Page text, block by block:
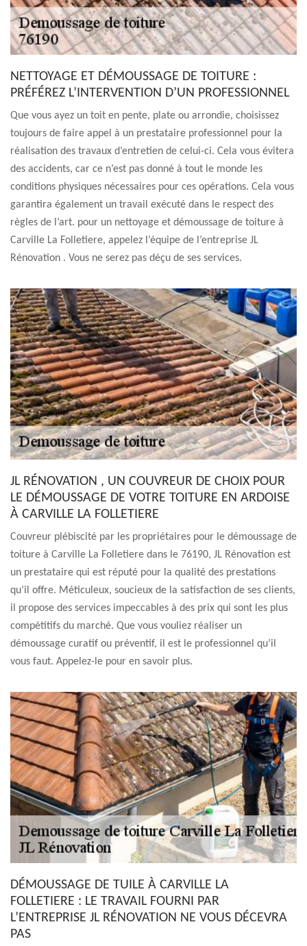
NETTOYAGE ET DÉMOUSSAGE DE TOITURE :
PRÉFÉREZ L’INTERVENTION D’UN PROFESSIONNEL
Que vous ayez un toit en pente, plate ou arrondie, choisissez
toujours de faire appel à un prestataire professionnel pour la
réalisation des travaux d’entretien de celui-ci. Cela vous évitera
des accidents, car ce n’est pas donné à tout le monde les
conditions physiques nécessaires pour ces opérations. Cela vous
garantira également un travail exécuté dans le respect des
règles de l’art. pour un nettoyage et démoussage de toiture à
Carville La Folletiere, appelez l’équipe de l’entreprise JL
Rénovation . Vous ne serez pas déçu de ses services.
JL RÉNOVATION , UN COUVREUR DE CHOIX POUR
LE DÉMOUSSAGE DE VOTRE TOITURE EN ARDOISE
À CARVILLE LA FOLLETIERE
Couvreur plébiscité par les propriétaires pour le démoussage de
toiture à Carville La Folletiere dans le 76190, JL Rénovation est
un prestataire qui est réputé pour la qualité des prestations
qu’il offre. Méticuleux, soucieux de la satisfaction de ses clients,
il propose des services impeccables à des prix qui sont les plus
compétitifs du marché. Que vous vouliez réaliser un
démoussage curatif ou préventif, il est le professionnel qu’il
vous faut. Appelez-le pour en savoir plus.
DÉMOUSSAGE DE TUILE À CARVILLE LA
FOLLETIERE : LE TRAVAIL FOURNI PAR
L’ENTREPRISE JL RÉNOVATION NE VOUS DÉCEVRA
PAS